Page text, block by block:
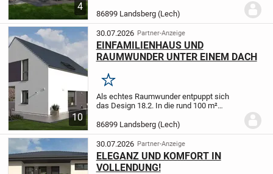
4
außergewöhnliches Wohnerlebnis. Das
zentral gelegene...
86899 Landsberg (Lech)
10
30.07.2026 Partner-Anzeige
EINFAMILIENHAUS UND
RAUMWUNDER UNTER EINEM DACH
Merken
Als echtes Raumwunder entpuppt sich
das Design 18.2. In die rund 100 m²
integriert, wodurch die künftigen
Bewohner bei Wind und Wetter trockenen
Fußes ins...
86899 Landsberg (Lech)
30.07.2026 Partner-Anzeige
ELEGANZ UND KOMFORT IN
VOLLENDUNG!